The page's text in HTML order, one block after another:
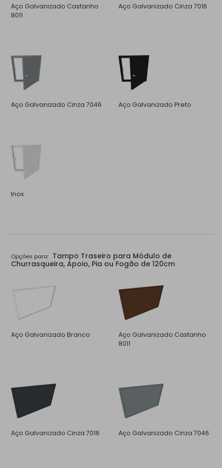
Aço Galvanizado Castanho
8011
Aço Galvanizado Cinza 7016
Aço Galvanizado Cinza 7046 Aço Galvanizado Preto
Inox
Opções para: Tampo Traseiro para Módulo de
Churrasqueira, Apoio, Pia ou Fogão de 120cm
Aço Galvanizado Branco
Aço Galvanizado Castanho
8011
Aço Galvanizado Cinza 7016 Aço Galvanizado Cinza 7046